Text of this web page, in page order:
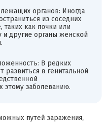
органов: Иногда
из соседних
как почки или
и другие органы женской
В редких
развиться в генитальной
этому заболеванию.
путей заражения,